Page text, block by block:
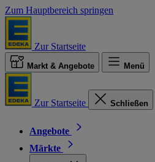
Zum Hauptbereich springen
Zur Startseite
Markt & Angebote Menü
Zur Startseite Schließen
Angebote
Märkte